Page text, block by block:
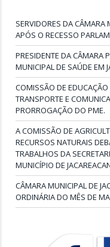
SERVIDORES DA CÂMARA
APÓS O RECESSO
PRESIDENTE DA CÂMARA
MUNICIPAL DE SAÚDE EM
COMISSÃO DE
TRANSPORTE E
PRORROGAÇÃO DO PME.
A COMISSÃO DE
RECURSOS NATURAIS
TRABALHOS DA
MUNICÍPIO DE
CÂMARA MUNICIPAL DE
ORDINÁRIA DO MÊS DE